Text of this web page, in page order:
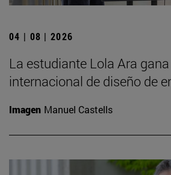
04 | 08 | 2026
La estudiante Lola Ara
internacional de diseño de
Imagen Manuel Castells